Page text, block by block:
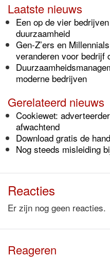
Laatste nieuws
Een op de vier
duurzaamheid
Gen-Z’ers en
veranderen voor bedrijf
moderne bedrijven
Gerelateerd nieuws
Cookiewet:
afwachtend
Download gratis de
Nog steeds misleiding
Reacties
Er zijn nog geen reacties.
Reageren